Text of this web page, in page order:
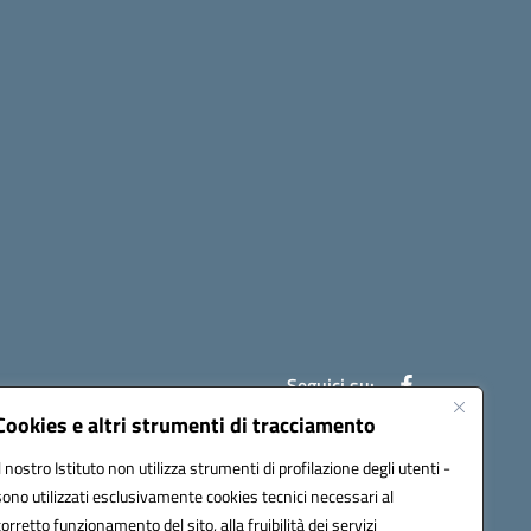
e altri strumenti di tracciamento
nostro Istituto non utilizza strumenti di profilazione degli utenti -
utilizzati esclusivamente cookies tecnici necessari al
funzionamento del sito, alla fruibilità dei servizi
Seguici su: